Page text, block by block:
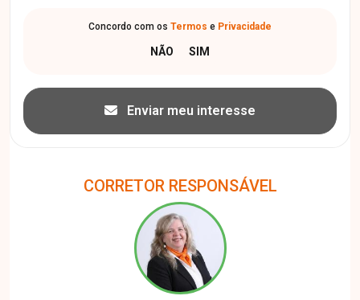
Concordo com os Termos e Privacidade
Enviar meu interesse
CORRETOR RESPONSÁVEL